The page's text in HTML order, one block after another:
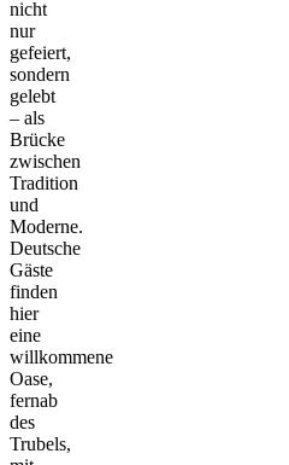
nicht
nur
gefeiert,
sondern
gelebt
– als
Brücke
zwischen
Tradition
und
Moderne.
Deutsche
Gäste
finden
hier
eine
willkommene
Oase,
fernab
des
Trubels,